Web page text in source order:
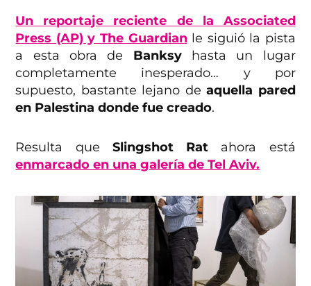
Un reportaje reciente de la Associated
Press (AP) y The Guardianle siguió la pista
a esta obra de Banksyhasta un lugar
completamente inesperado… y por
supuesto, bastante lejano deaquella pared
en Palestina donde fue creado.
Resulta que Slingshot Rat ahora está
enmarcado en una galería de Tel Aviv.